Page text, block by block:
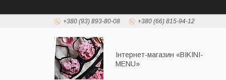
+380 (93) 893-80-08 +380 (66) 815-94-12
Інтернет-магазин «BIKINI-
MENU»